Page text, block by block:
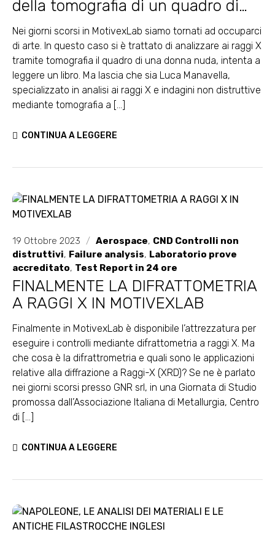
della tomografia di un quadro di
fine ottocento
Nei giorni scorsi in MotivexLab siamo tornati ad occuparci
di arte. In questo caso si è trattato di analizzare ai raggi X
tramite tomografia il quadro di una donna nuda, intenta a
leggere un libro. Ma lascia che sia Luca Manavella,
specializzato in analisi ai raggi X e indagini non distruttive
mediante tomografia a [...]
CONTINUA A LEGGERE
19 Ottobre 2023 / Aerospace, CND Controlli non
distruttivi, Failure analysis, Laboratorio prove
accreditato, Test Report in 24 ore
FINALMENTE LA DIFRATTOMETRIA
A RAGGI X IN MOTIVEXLAB
Finalmente in MotivexLab è disponibile l’attrezzatura per
eseguire i controlli mediante difrattometria a raggi X. Ma
che cosa è la difrattrometria e quali sono le applicazioni
relative alla diffrazione a Raggi-X (XRD)? Se ne è parlato
nei giorni scorsi presso GNR srl, in una Giornata di Studio
promossa dall’Associazione Italiana di Metallurgia, Centro
di [...]
CONTINUA A LEGGERE